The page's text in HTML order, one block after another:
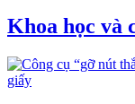
Khoa học và